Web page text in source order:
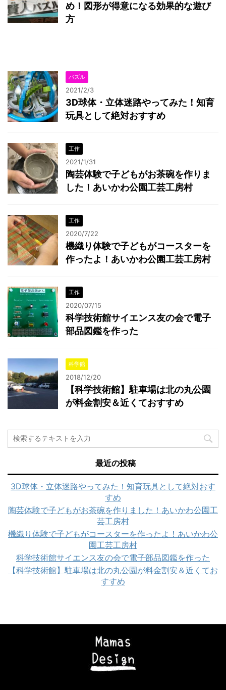
め！図形が得意になる効果的な遊び
方
パズル
2021/2/3
3D球体・立体迷路やってみた！知育
玩具として絶対おすすめ
工作
2021/1/31
陶芸体験で子どもがお茶碗を作りま
した！あいかわ公園工芸工房村
工作
2020/7/22
機織り体験で子どもがコースターを
作ったよ！あいかわ公園工芸工房村
工作
2020/07/15
科学技術館サイエンス友の会で電子
部品図鑑を作った
科学館
2018/12/20
【科学技術館】駐車場は北の丸公園
が料金割安＆近くておすすめ
最近の投稿
3D球体・立体迷路やってみた！知育玩具として絶対おす
すめ
陶芸体験で子どもがお茶碗を作りました！あいかわ公園工
芸工房村
機織り体験で子どもがコースターを作ったよ！あいかわ公
園工芸工房村
科学技術館サイエンス友の会で電子部品図鑑を作った
【科学技術館】駐車場は北の丸公園が料金割安＆近くてお
すすめ